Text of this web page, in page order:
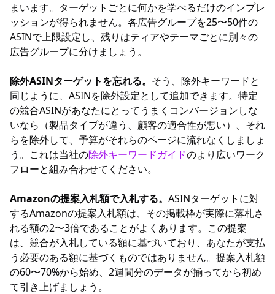
まいます。ターゲットごとに何かを学べるだけのインプレ
ッションが得られません。各広告グループを25〜50件の
ASINで上限設定し、残りはティアやテーマごとに別々の
広告グループに分けましょう。
除外ASINターゲットを忘れる。 そう、除外キーワードと
同じように、ASINを除外設定として追加できます。特定
の競合ASINがあなたにとってうまくコンバージョンしな
いなら（製品タイプが違う、顧客の適合性が悪い）、それ
らを除外して、予算がそれらのページに流れなくしましょ
う。これは当社の除外キーワードガイドのより広いワーク
フローと組み合わせてください。
Amazonの提案入札額で入札する。 ASINターゲットに対
するAmazonの提案入札額は、その掲載枠が実際に落札さ
れる額の2〜3倍であることがよくあります。この提案
は、競合が入札している額に基づいており、あなたが支払
う必要のある額に基づくものではありません。提案入札額
の60〜70%から始め、2週間分のデータが揃ってから初め
て引き上げましょう。